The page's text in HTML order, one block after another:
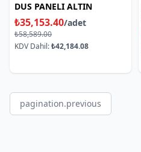
DUS PANELI ALTIN
₺35,153.40/adet
₺58,589.00
KDV Dahil:₺42,184.08
pagination.previous